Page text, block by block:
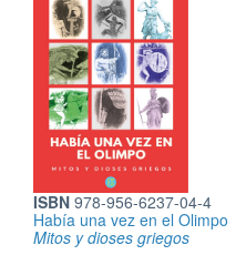
ISBN 978-956-6237-04-4
Había una vez en el Olimpo
Mitos y dioses griegos